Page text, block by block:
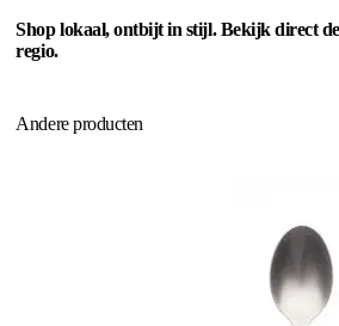
Shop lokaal, ontbijt in stijl. Bekijk direct
regio.
Andere producten